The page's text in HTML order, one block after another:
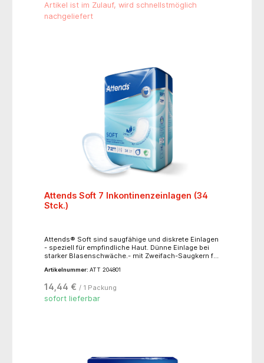
Artikel ist im Zulauf, wird schnellstmöglich
nachgeliefert
Attends Soft 7 Inkontinenzeinlagen (34
Stck.)
Attends® Soft sind saugfähige und diskrete Einlagen
- speziell für empfindliche Haut. Dünne Einlage bei
starker Blasenschwäche.- mit Zweifach-Saugkern für
anatomisch geformter Saugkern für eine bequeme
Unterwäsche zu befestigen- die weiße Rückseite ist
100% atmungsaktiv- extra weiche Vliesoberfläche-
Artikelnummer: ATT 204801
14,44 € / 1 Packung
sofort lieferbar